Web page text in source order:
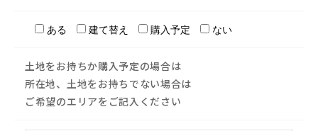
ある 建て替え 購入予定 ない
土地をお持ちか購入予定の場合は
所在地、土地をお持ちでない場合は
ご希望のエリアをご記入ください